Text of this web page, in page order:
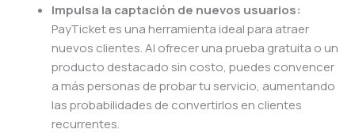
Impulsa la captación de nuevos usuarios:
PayTicket es una herramienta ideal para atraer
nuevos clientes. Al ofrecer una prueba gratuita o un
producto destacado sin costo, puedes convencer
a más personas de probar tu servicio, aumentando
las probabilidades de convertirlos en clientes
recurrentes.